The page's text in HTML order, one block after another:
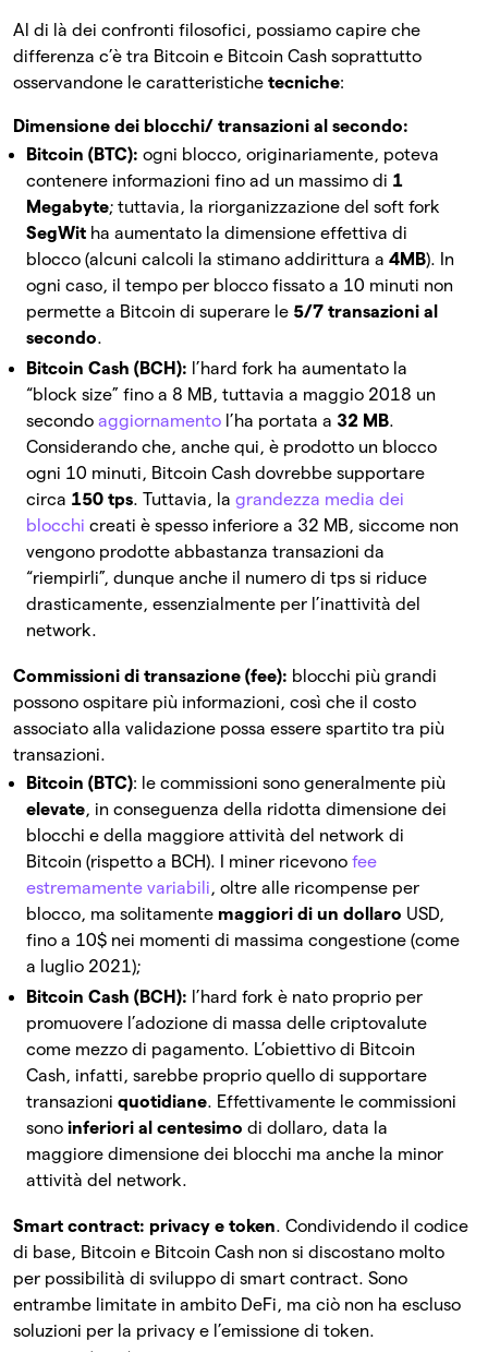
Al di là dei confronti filosofici, possiamo capire che
differenza c’è tra Bitcoin e Bitcoin Cash soprattutto
osservandone le caratteristiche tecniche:
Dimensione dei blocchi/ transazioni al secondo:
Bitcoin (BTC): ogni blocco, originariamente, poteva
contenere informazioni fino ad un massimo di 1
Megabyte; tuttavia, la riorganizzazione del soft fork
SegWit ha aumentato la dimensione effettiva di
blocco (alcuni calcoli la stimano addirittura a 4MB). In
ogni caso, il tempo per blocco fissato a 10 minuti non
permette a Bitcoin di superare le 5/7 transazioni al
secondo.
Bitcoin Cash (BCH): l’hard fork ha aumentato la
“block size” fino a 8 MB, tuttavia a maggio 2018 un
secondo aggiornamento l’ha portata a 32 MB.
Considerando che, anche qui, è prodotto un blocco
ogni 10 minuti, Bitcoin Cash dovrebbe supportare
circa 150 tps. Tuttavia, la grandezza media dei
blocchi creati è spesso inferiore a 32 MB, siccome non
vengono prodotte abbastanza transazioni da
“riempirli”, dunque anche il numero di tps si riduce
drasticamente, essenzialmente per l’inattività del
network.
Commissioni di transazione (fee): blocchi più grandi
possono ospitare più informazioni, così che il costo
associato alla validazione possa essere spartito tra più
transazioni.
Bitcoin (BTC): le commissioni sono generalmente più
elevate, in conseguenza della ridotta dimensione dei
blocchi e della maggiore attività del network di
Bitcoin (rispetto a BCH). I miner ricevono fee
estremamente variabili, oltre alle ricompense per
blocco, ma solitamente maggiori di un dollaro USD,
fino a 10$ nei momenti di massima congestione (come
a luglio 2021);
Bitcoin Cash (BCH): l’hard fork è nato proprio per
promuovere l’adozione di massa delle criptovalute
come mezzo di pagamento. L’obiettivo di Bitcoin
Cash, infatti, sarebbe proprio quello di supportare
transazioni quotidiane. Effettivamente le commissioni
sono inferiori al centesimo di dollaro, data la
maggiore dimensione dei blocchi ma anche la minor
attività del network.
Smart contract: privacy e token. Condividendo il codice
di base, Bitcoin e Bitcoin Cash non si discostano molto
per possibilità di sviluppo di smart contract. Sono
entrambe limitate in ambito DeFi, ma ciò non ha escluso
soluzioni per la privacy e l’emissione di token.